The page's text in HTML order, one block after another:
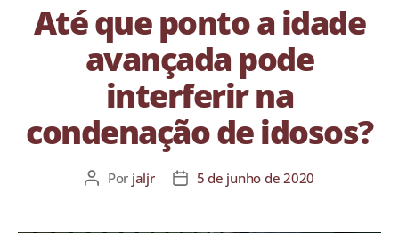
Até que ponto a idade
avançada pode
interferir na
condenação de idosos?
Por jaljr 5 de junho de 2020